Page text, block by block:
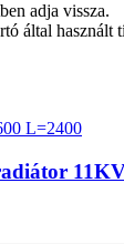
adja vissza.
által használt